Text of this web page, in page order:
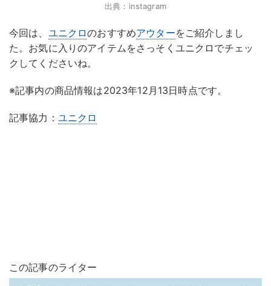
出典：instagram
今回は、 ユニクロのおすすめアウターをご紹介しまし
た。お気に入りのアイテムをさっそくユニクロでチェッ
クしてくださいね。
※記事内の商品情報は2023年12月13日時点です。
記事協力： ユニクロ
この記事のライター